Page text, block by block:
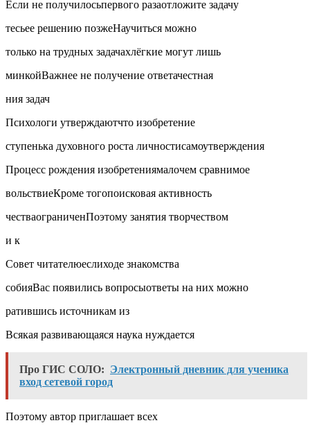
Если не получилосьпервого разаотложите задачу
тесьее решению позжеНаучиться можно
только на трудных задачахлёгкие могут лишь
минкойВажнее не получение ответачестная
ния задач
Психологи утверждаютчто изобретение
ступенька духовного роста личностисамоутверждения
Процесс рождения изобретениямалочем сравнимое
вольствиеКроме тогопоисковая активность
честваограниченПоэтому занятия творчеством
и к
Совет читателюеслиходе знакомства
собияВас появились вопросыответы на них можно
ратившись источникам из
Всякая развивающаяся наука нуждается
Про ГИС СОЛО: Электронный дневник для ученика
вход сетевой город
Поэтому автор приглашает всех